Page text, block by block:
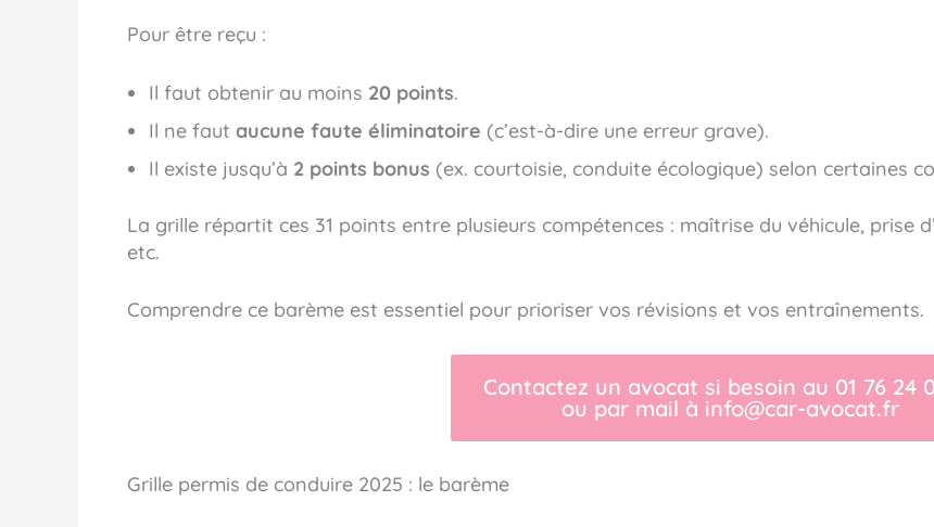
Pour être reçu :
Il faut obtenir au moins 20 points.
Il ne faut aucune faute éliminatoire (c’est-à-dire une erreur grave).
Il existe jusqu’à 2 points bonus (ex. courtoisie, conduite écologique) selon certaines
La grille répartit ces 31 points entre plusieurs compétences : maîtrise du véhicule, prise
etc.
Comprendre ce barème est essentiel pour prioriser vos révisions et vos entraînements.
Contactez un avocat si besoin au 01 76 24
ou par mail à info@car-avocat.fr
Grille permis de conduire 2025 : le barème